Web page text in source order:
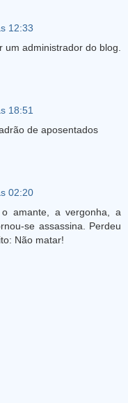
12:33
um administrador do blog.
18:51
de aposentados
02:20
amante, a vergonha, a
se assassina. Perdeu
Não matar!